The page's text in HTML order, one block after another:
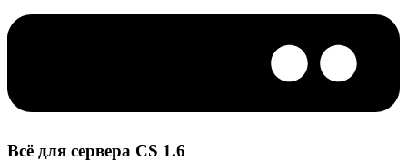
Всё для сервера CS 1.6